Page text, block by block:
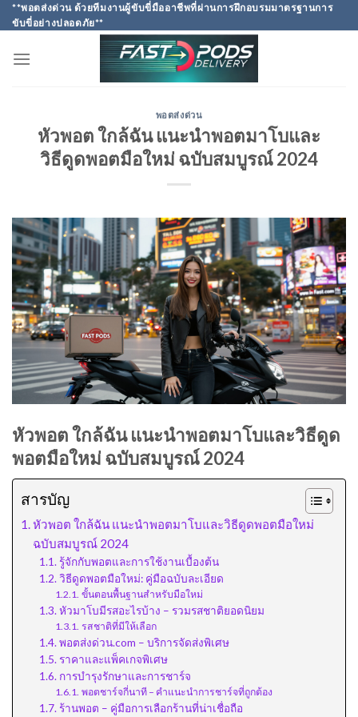
Skip
to
**พอตส่งด่วน ด้วยทีมงานผู้ขับขี่มืออาชีพที่ผ่านการฝึกอบรมมาตรฐานการ
ขับขี่อย่างปลอดภัย**
พอตส่งด่วน
หัวพอต ใกล้ฉัน แนะนำพอตมาโบและ
วิธีดูดพอตมือใหม่ ฉบับสมบูรณ์ 2024
หัวพอต ใกล้ฉัน แนะนำพอตมาโบและวิธีดูด
พอตมือใหม่ ฉบับสมบูรณ์ 2024
สารบัญ
หัวพอต ใกล้ฉัน แนะนำพอตมาโบและวิธีดูดพอตมือใหม่
ฉบับสมบูรณ์ 2024
รู้จักกับพอตและการใช้งานเบื้องต้น
วิธีดูดพอตมือใหม่: คู่มือฉบับละเอียด
ขั้นตอนพื้นฐานสำหรับมือใหม่
หัวมาโบมีรสอะไรบ้าง – รวมรสชาติยอดนิยม
รสชาติที่มีให้เลือก
พอตส่งด่วน.com – บริการจัดส่งพิเศษ
ราคาและแพ็คเกจพิเศษ
การบำรุงรักษาและการชาร์จ
พอตชาร์จกี่นาที – คำแนะนำการชาร์จที่ถูกต้อง
ร้านพอต – คู่มือการเลือกร้านที่น่าเชื่อถือ